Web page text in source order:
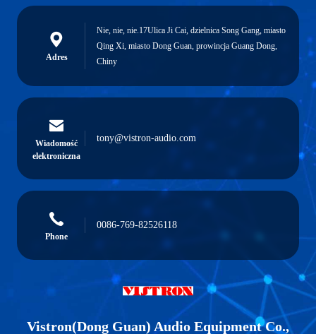
Adres
Nie, nie, nie.17Ulica Ji Cai, dzielnica Song Gang, miasto
Qing Xi, miasto Dong Guan, prowincja Guang Dong,
Chiny
Wiadomość
elektroniczna
tony@vistron-audio.com
Phone
0086-769-82526118
Vistron(Dong Guan) Audio Equipment Co.,